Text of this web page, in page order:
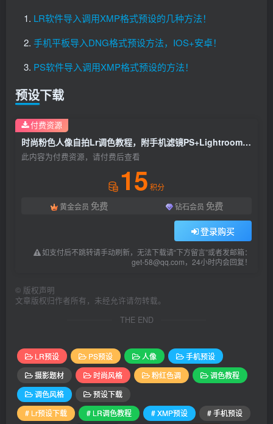
LR软件导入调用XMP格式预设的几种方法！
手机平板导入DNG格式预设方法，IOS+安卓！
PS软件导入调用XMP格式预设的方法！
预设下载
时尚粉色人像自拍Lr调色教程，附手机滤镜PS+Lightroom预设下载！
此内容为付费资源，请付费后查看
15 积分
黄金会员 免费 钻石会员 免费
登录购买
如支付后不跳转请手动刷新，无法下载请“下方留言”或者发邮箱：
get-58@qq.com，24小时内会回复！
付费资源
© 版权声明
文章版权归作者所有，未经允许请勿转载。
THE END
LR预设 PS预设 人像
手机预设
摄影题材
时尚风格 粉红色调
调色教程
调色风格
预设下载
# Lr预设下载
# LR调色教程 # XMP预设
# 手机预设